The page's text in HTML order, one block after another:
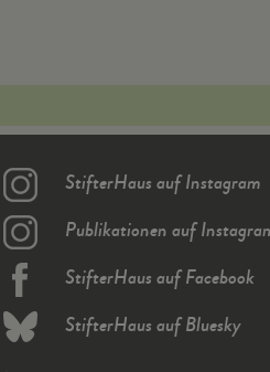
StifterHaus auf Instagram
Publikationen auf
StifterHaus auf Facebook
StifterHaus auf Bluesky